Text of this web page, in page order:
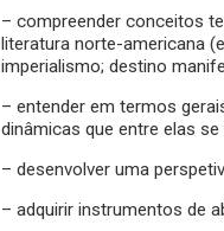
– compreender conceitos
literatura norte-americana
imperialismo; destino
– entender em termos
dinâmicas que entre elas
– desenvolver uma
– adquirir instrumentos de